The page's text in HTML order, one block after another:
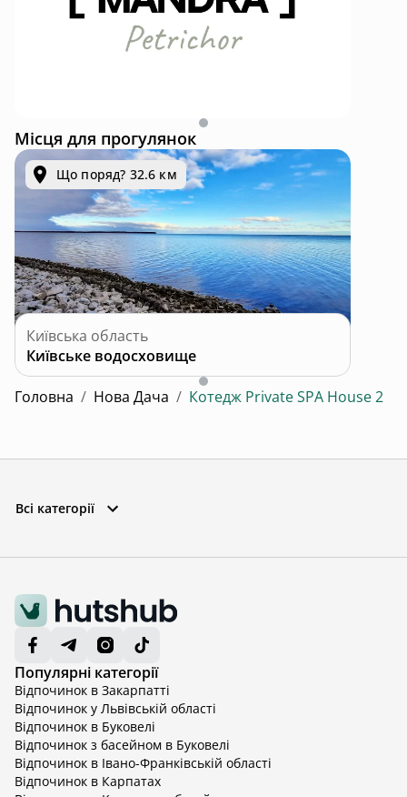
Місця для прогулянок
Що поряд? 32.6 км
Київська область
Київське водосховище
Головна / Нова Дача / Котедж Private SPA House 2
Всі категорії
Популярні категорії
Відпочинок в Закарпатті
Відпочинок у Львівській області
Відпочинок в Буковелі
Відпочинок з басейном в Буковелі
Відпочинок в Івано-Франківській області
Відпочинок в Карпатах